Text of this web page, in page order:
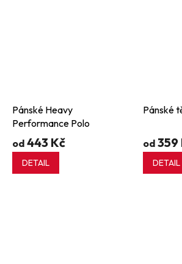
Pánské Heavy
Performance Polo
od 443 Kč
DETAIL
Pánské
od 359
DETAIL